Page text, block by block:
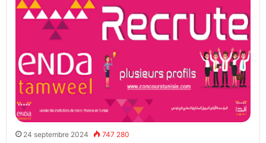
24 septembre 2024 747 280